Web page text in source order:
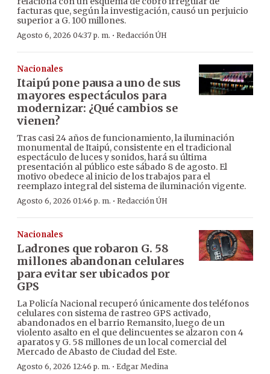
facturas que, según la investigación, causó un perjuicio
superior a G. 100 millones.
Agosto 6, 2026 04:37 p. m. · Redacción ÚH
Nacionales
Itaipú pone pausa a uno de sus
mayores espectáculos para
modernizar: ¿Qué cambios se
vienen?
Tras casi 24 años de funcionamiento, la iluminación
monumental de Itaipú, consistente en el tradicional
espectáculo de luces y sonidos, hará su última
presentación al público este sábado 8 de agosto. El
motivo obedece al inicio de los trabajos para el
reemplazo integral del sistema de iluminación vigente.
Agosto 6, 2026 01:46 p. m. · Redacción ÚH
Nacionales
Ladrones que robaron G. 58
millones abandonan celulares
para evitar ser ubicados por
GPS
La Policía Nacional recuperó únicamente dos teléfonos
celulares con sistema de rastreo GPS activado,
abandonados en el barrio Remansito, luego de un
violento asalto en el que delincuentes se alzaron con 4
aparatos y G. 58 millones de un local comercial del
Mercado de Abasto de Ciudad del Este.
Agosto 6, 2026 12:46 p. m. · Edgar Medina